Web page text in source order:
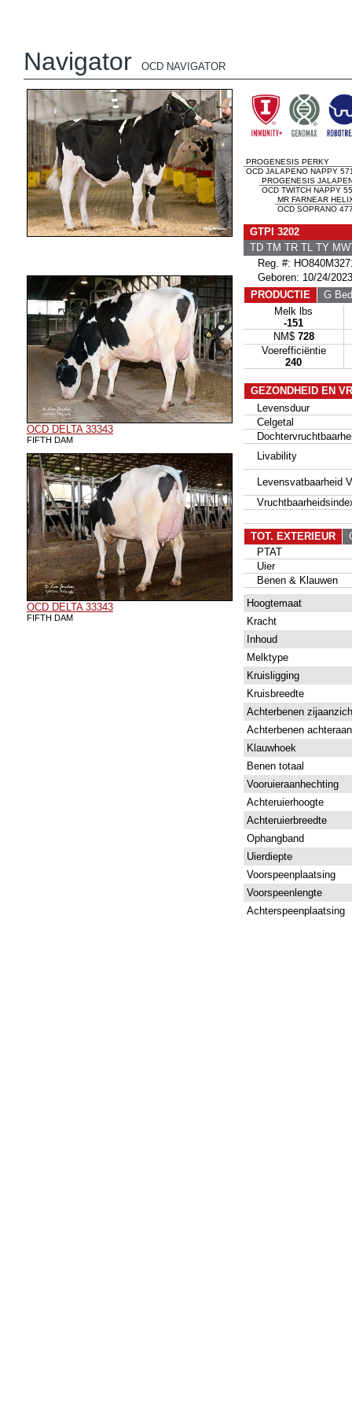
Navigator OCD NAVIGATOR
OCD DELTA 33343
FIFTH DAM
OCD DELTA 33343
FIFTH DAM
PROGENESIS PERKY
OCD JALAPENO NAPPY
PROGENESIS
OCD TWITCH NAPPY
MR FARNEAR
OCD SOPRANO
GTPI 3202
TD TM TR TL TY
Reg. #:
Geboren: 10/24/2023
PRODUCTIE
G
Melk lbs
-151
NM$ 728
Voerefficiëntie
240
GEZONDHEID EN
Levensduur
Celgetal
Livability
Levensvatbaarheid
TOT. EXTERIEUR
PTAT
Uier
Benen & Klauwen
Hoogtemaat
Kracht
Inhoud
Melktype
Kruisligging
Kruisbreedte
Achterbenen
Achterbenen
Klauwhoek
Benen totaal
Vooruieraanhechting
Achteruierhoogte
Achteruierbreedte
Ophangband
Uierdiepte
Voorspeenplaatsing
Voorspeenlengte
Achterspeenplaatsing